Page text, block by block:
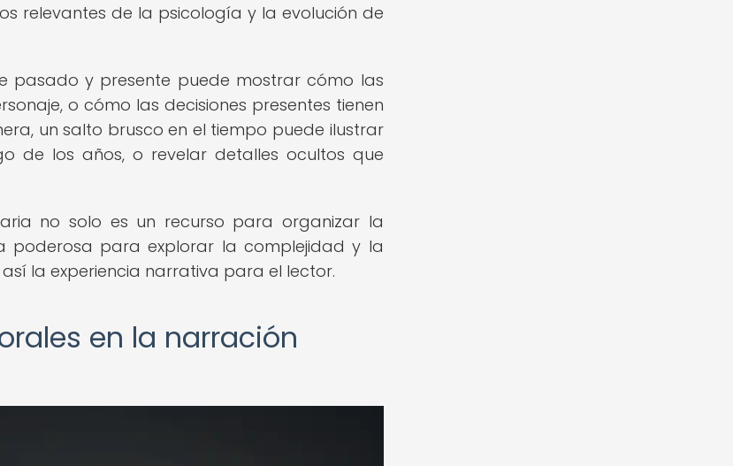
relevantes de la psicología y la evolución de
pasado y presente puede mostrar cómo las
o cómo las decisiones presentes tienen
un salto brusco en el tiempo puede ilustrar
de los años, o revelar detalles ocultos que
no solo es un recurso para organizar la
poderosa para explorar la complejidad y la
la experiencia narrativa para el lector.
en la narración